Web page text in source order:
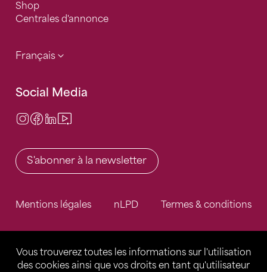
Vous trouverez toutes les informations sur l'utilisation
des cookies ainsi que vos droits en tant qu'utilisateur
Shop
Centrales d'annonce
Français
Social Media
Instagram
Facebook
LinkedIn
S'abonner à la newsletter
Mentions légales nLPD Termes & conditions